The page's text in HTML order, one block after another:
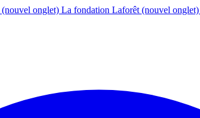
(nouvel onglet) La fondation Laforêt (nouvel onglet)